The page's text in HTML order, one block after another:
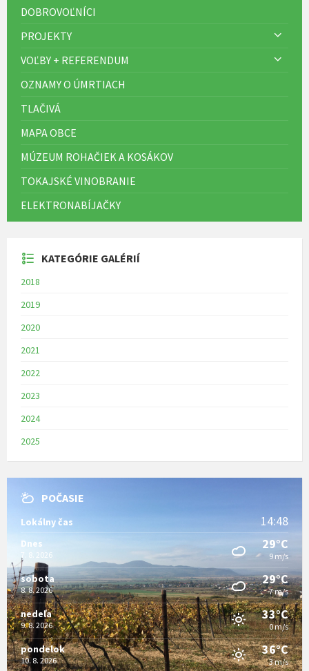
DOBROVOĽNÍCI
PROJEKTY
VOĽBY + REFERENDUM
OZNAMY O ÚMRTIACH
TLAČIVÁ
MAPA OBCE
MÚZEUM ROHAČIEK A KOSÁKOV
TOKAJSKÉ VINOBRANIE
ELEKTRONABÍJAČKY
KATEGÓRIE GALÉRIÍ
2018
2019
2020
2021
2022
2023
2024
2025
POČASIE
Lokálny čas 14:48
Dnes
7. 8. 2026
29°C
9 m/s
sobota
8. 8. 2026
29°C
7 m/s
nedeľa
9. 8. 2026
33°C
0 m/s
pondelok
10. 8. 2026
36°C
3 m/s